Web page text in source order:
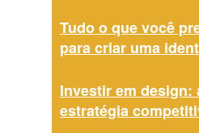
Tudo o que você
para criar uma
Investir em design:
estratégia